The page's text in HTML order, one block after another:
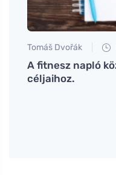
Tomáš Dvořák
A fitnesz napló
céljaihoz.